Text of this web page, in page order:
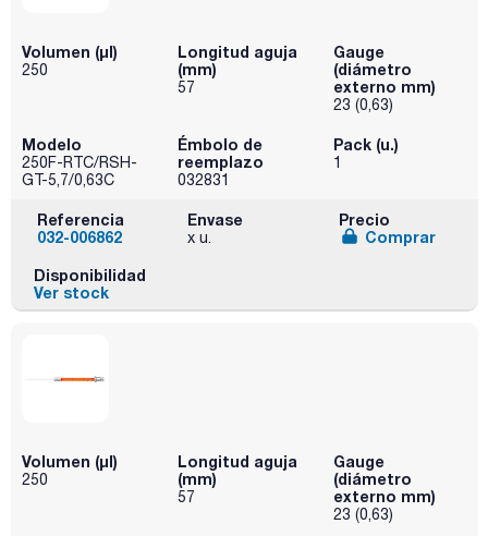
Volumen (µl)
250
Longitud aguja
(mm)
57
Gauge
(diámetro
externo mm)
23 (0,63)
Modelo
250F-RTC/RSH-
GT-5,7/0,63C
Émbolo de
reemplazo
032831
Pack (u.)
1
Referencia
032-006862
Envase
x u.
Precio
Comprar
Disponibilidad
Ver stock
Volumen (µl)
250
Longitud aguja
(mm)
57
Gauge
(diámetro
externo mm)
23 (0,63)